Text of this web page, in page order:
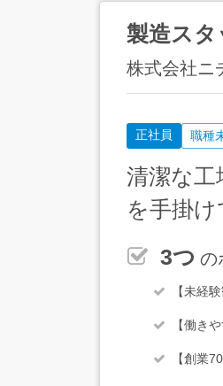
製造スタ
株式会社ニ
正社員 職種
清潔な
を手掛け
3つ の
【未経
【働き
【創業